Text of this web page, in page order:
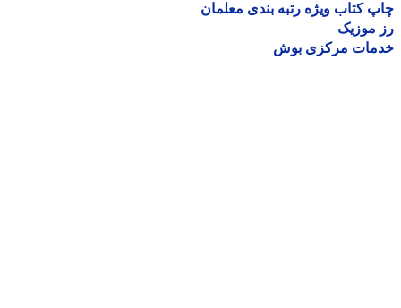
کتاب ویژه رتبه بندی معلمان
موزیک
مرکزی بوش